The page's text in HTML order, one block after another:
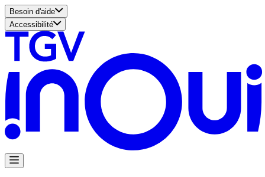
Besoin d'aide
Accessibilité